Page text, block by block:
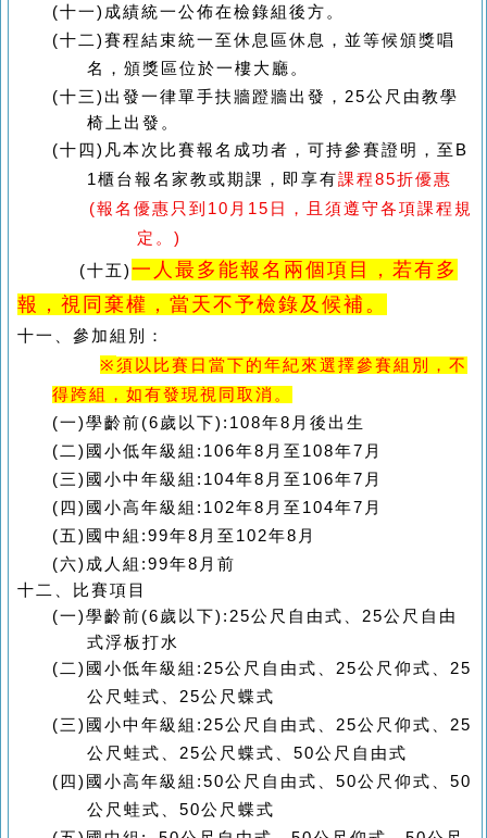
(十一)成績統一公佈在檢錄組後方。
(十二)賽程結束統一至休息區休息，並等候頒獎唱
名
，頒獎區位於一樓大廳。
(十三) 出發一律單手扶牆蹬牆出發， 25公尺由教學
椅上出發。
(十四) 凡本次比賽報名成功者，可持參賽證明， 至B
1櫃台報名家教或期課，即享有課程85折優惠
(報名優惠 只到10月15日，且須遵守各項課程規
定。 )
(十五)一人最多能報名兩個項目，若有多
報，視同棄權，當天不予檢錄及候補。
十一、 參加組別 ：
※須以比賽日當下的年紀來選擇參賽組別，不
得跨組，如有發現視同取消。
(一)學齡前(6歲以下):108年8 月後出生
(二) 國小低年級組 :106年8 月至 108年7月
(三) 國小中年級組 :104年8 月至 106年7 月
(四) 國小高年級組 :102年8 月至 104年7 月
(五) 國中組 :99年8 月至 102年8 月
(六) 成人組 :99年8 月前
十二、比賽項目
(一)學齡前(6歲以下):25公尺自由式、 25公尺自由
式浮板打水
(二) 國小低年級組 : 25公尺自由式、 25公尺仰式、 25
公尺蛙式、 25公尺蝶式
(三) 國小中年級組 : 25公尺自由式、 25公尺仰式、 25
公尺蛙式、 25公尺蝶式、 50公尺自由式
(四) 國小高年級組 :50公尺自由式、 50公尺仰式、 50
公尺蛙式、 50公尺蝶式